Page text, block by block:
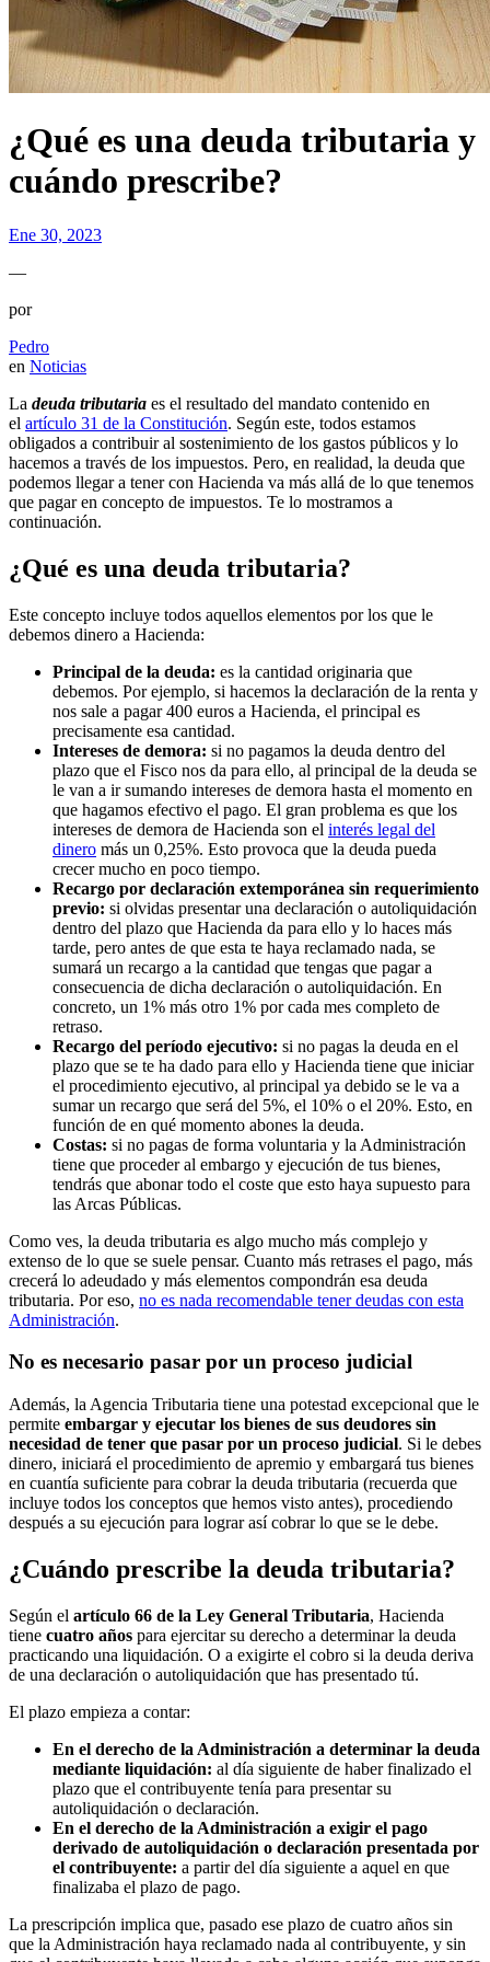
¿Qué es una deuda tributaria y
cuándo prescribe?
Ene 30, 2023
—
por
Pedro
en Noticias
La deuda tributaria es el resultado del mandato contenido en
el artículo 31 de la Constitución. Según este, todos estamos
obligados a contribuir al sostenimiento de los gastos públicos y lo
hacemos a través de los impuestos. Pero, en realidad, la deuda que
podemos llegar a tener con Hacienda va más allá de lo que tenemos
que pagar en concepto de impuestos. Te lo mostramos a
continuación.
¿Qué es una deuda tributaria?
Este concepto incluye todos aquellos elementos por los que le
debemos dinero a Hacienda:
Principal de la deuda: es la cantidad originaria que
debemos. Por ejemplo, si hacemos la declaración de la renta y
nos sale a pagar 400 euros a Hacienda, el principal es
precisamente esa cantidad.
Intereses de demora: si no pagamos la deuda dentro del
plazo que el Fisco nos da para ello, al principal de la deuda se
le van a ir sumando intereses de demora hasta el momento en
que hagamos efectivo el pago. El gran problema es que los
intereses de demora de Hacienda son el interés legal del
dinero más un 0,25%. Esto provoca que la deuda pueda
crecer mucho en poco tiempo.
Recargo por declaración extemporánea sin requerimiento
previo: si olvidas presentar una declaración o autoliquidación
dentro del plazo que Hacienda da para ello y lo haces más
tarde, pero antes de que esta te haya reclamado nada, se
sumará un recargo a la cantidad que tengas que pagar a
consecuencia de dicha declaración o autoliquidación. En
concreto, un 1% más otro 1% por cada mes completo de
retraso.
Recargo del período ejecutivo: si no pagas la deuda en el
plazo que se te ha dado para ello y Hacienda tiene que iniciar
el procedimiento ejecutivo, al principal ya debido se le va a
sumar un recargo que será del 5%, el 10% o el 20%. Esto, en
función de en qué momento abones la deuda.
Costas: si no pagas de forma voluntaria y la Administración
tiene que proceder al embargo y ejecución de tus bienes,
tendrás que abonar todo el coste que esto haya supuesto para
las Arcas Públicas.
Como ves, la deuda tributaria es algo mucho más complejo y
extenso de lo que se suele pensar. Cuanto más retrases el pago, más
crecerá lo adeudado y más elementos compondrán esa deuda
tributaria. Por eso, no es nada recomendable tener deudas con esta
Administración.
No es necesario pasar por un proceso judicial
Además, la Agencia Tributaria tiene una potestad excepcional que le
permite embargar y ejecutar los bienes de sus deudores sin
necesidad de tener que pasar por un proceso judicial. Si le debes
dinero, iniciará el procedimiento de apremio y embargará tus bienes
en cuantía suficiente para cobrar la deuda tributaria (recuerda que
incluye todos los conceptos que hemos visto antes), procediendo
después a su ejecución para lograr así cobrar lo que se le debe.
¿Cuándo prescribe la deuda tributaria?
Según el artículo 66 de la Ley General Tributaria, Hacienda
tiene cuatro años para ejercitar su derecho a determinar la deuda
practicando una liquidación. O a exigirte el cobro si la deuda deriva
de una declaración o autoliquidación que has presentado tú.
El plazo empieza a contar:
En el derecho de la Administración a determinar la deuda
mediante liquidación: al día siguiente de haber finalizado el
plazo que el contribuyente tenía para presentar su
autoliquidación o declaración.
En el derecho de la Administración a exigir el pago
derivado de autoliquidación o declaración presentada por
el contribuyente: a partir del día siguiente a aquel en que
finalizaba el plazo de pago.
La prescripción implica que, pasado ese plazo de cuatro años sin
que la Administración haya reclamado nada al contribuyente, y sin